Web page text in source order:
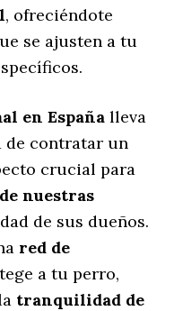
, ofreciéndote
se ajusten a tu
en España lleva
de contratar un
crucial para
nuestras
de sus dueños.
red de
a tu perro,
tranquilidad de